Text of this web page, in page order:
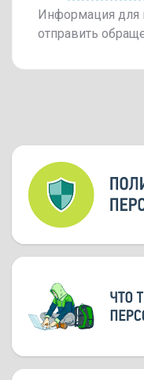
Информация для
отправить